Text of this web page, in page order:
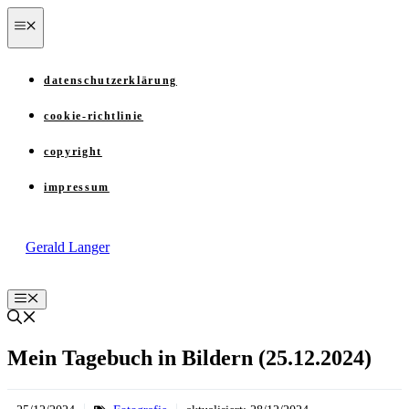
Zum
Inhalt
springen
datenschutzerklärung
cookie-richtlinie
copyright
impressum
Gerald Langer
Menü
Mein Tagebuch in Bildern (25.12.2024)